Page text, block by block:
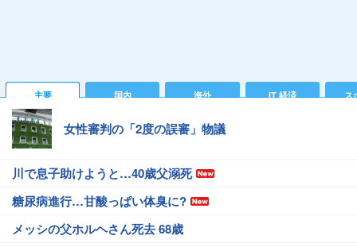
主要 国内 海外 IT 経済 ス
女性審判の「2度の誤審」物議
川で息子助けようと…40歳父溺死
糖尿病進行…甘酸っぱい体臭に?
メッシの父ホルヘさん死去 68歳